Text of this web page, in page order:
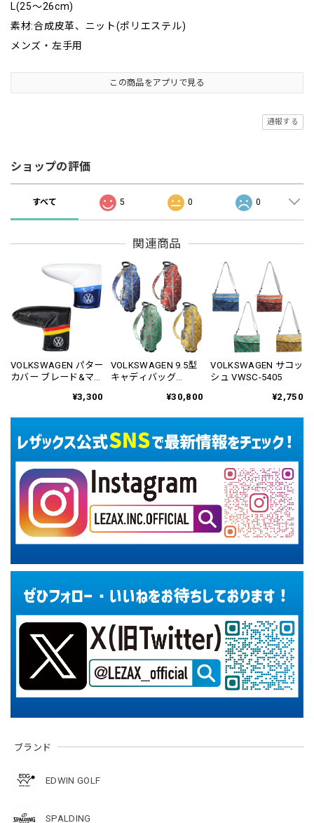
ブランド
EDWIN GOLF
SPALDING
L(25～26cm)
素材:合成皮革、ニット(ポリエステル)
メンズ・左手用
この商品をアプリで見る
通報する
ショップの評価
すべて 5 0 0
関連商品
VOLKSWAGEN パター
カバー ブレード&マレ
¥3,300
VOLKSWAGEN 9.5型
キャディバッグ
¥30,800
VOLKSWAGEN サコッ
シュ VWSC-5405
¥2,750